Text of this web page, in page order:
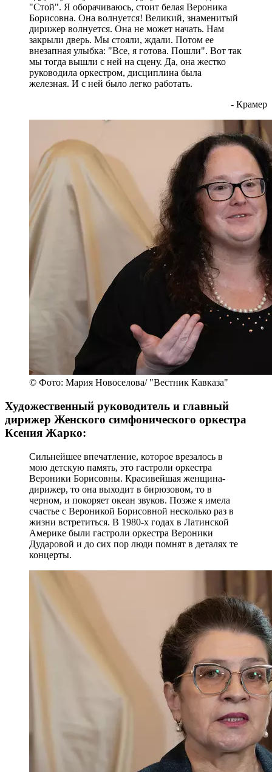
"Стой". Я оборачиваюсь, стоит белая Вероника
Борисовна. Она волнуется! Великий, знаменитый
дирижер волнуется. Она не может начать. Нам
закрыли дверь. Мы стояли, ждали. Потом ее
внезапная улыбка: "Все, я готова. Пошли". Вот так
мы тогда вышли с ней на сцену. Да, она жестко
руководила оркестром, дисциплина была
железная. И с ней было легко работать.
- Крамер
© Фото: Мария Новоселова/ "Вестник Кавказа"
Художественный руководитель и главный
дирижер Женского симфонического оркестра
Ксения Жарко:
Сильнейшее впечатление, которое врезалось в
мою детскую память, это гастроли оркестра
Вероники Борисовны. Красивейшая женщина-
дирижер, то она выходит в бирюзовом, то в
черном, и покоряет океан звуков. Позже я имела
счастье с Вероникой Борисовной несколько раз в
жизни встретиться. В 1980-х годах в Латинской
Америке были гастроли оркестра Вероники
Дударовой и до сих пор люди помнят в деталях те
концерты.